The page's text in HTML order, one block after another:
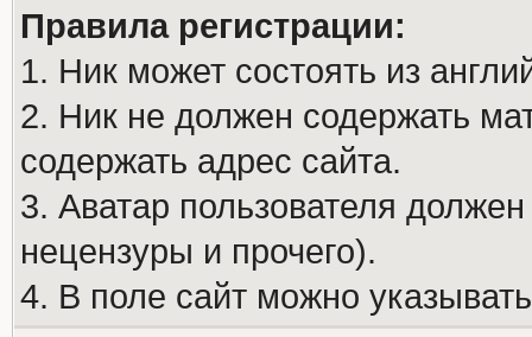
Правила регистрации:
1. Ник может состоять из
2. Ник не должен содержать
содержать адрес сайта.
3. Аватар пользователя
нецензуры и прочего).
4. В поле сайт можно